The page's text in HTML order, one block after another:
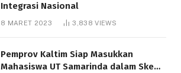
Integrasi Nasional
8 MARET 2023 3,838VIEWS
Pemprov Kaltim Siap Masukkan
Mahasiswa UT Samarinda dalam Skema